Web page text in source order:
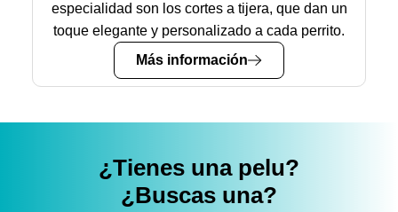
especialidad son los cortes a tijera, que dan un
toque elegante y personalizado a cada perrito.
Más información
¿Tienes una pelu?
¿Buscas una?